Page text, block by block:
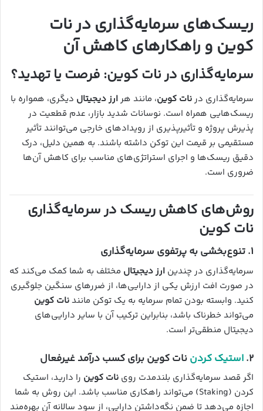
ریسک‌های سرمایه‌گذاری در نات
کوین و راهکارهای کاهش آن
سرمایه‌گذاری در نات کوین: فرصت یا تهدید؟
سرمایه‌گذاری درنات کوین، مانند هرارز دیجیتال دیگری، همواره با
ریسک‌هایی همراه است. نوسانات شدید بازار، عدم قطعیت در
پذیرش پروژه و تأثیرپذیری از رویدادهای خارجی می‌توانند تأثیر
مستقیمی بر قیمت این توکن داشته باشند. به همین دلیل، درک
دقیق ریسک‌ها و اجرای استراتژی‌های مناسب برای کاهش آن‌ها
ضروری است.
روش‌های کاهش ریسک در سرمایه‌گذاری
نات کوین
۱. تنوع‌بخشی به پرتفوی سرمایه‌گذاری
سرمایه‌گذاری در چندین ارز دیجیتال مختلف به شما کمک می‌کند که
در صورت افت ارزش یکی از دارایی‌ها، از ضررهای سنگین جلوگیری
کنید. وابسته بودن تمام سرمایه به یک توکن مانندنات کوین
می‌تواند خطرناک باشد، بنابراین ترکیب آن با سایر دارایی‌های
دیجیتال منطقی‌تر است.
۲. استیک کردننات کوین برای کسب درآمد غیرفعال
اگر قصد سرمایه‌گذاری بلندمدت روی نات کوین را دارید، استیک
کردن (Staking) می‌تواند راهکاری مناسب باشد. این روش به شما
اجازه می‌دهد تا ضمن نگه‌داشتن دارایی، از سود سالانه آن بهره‌مند